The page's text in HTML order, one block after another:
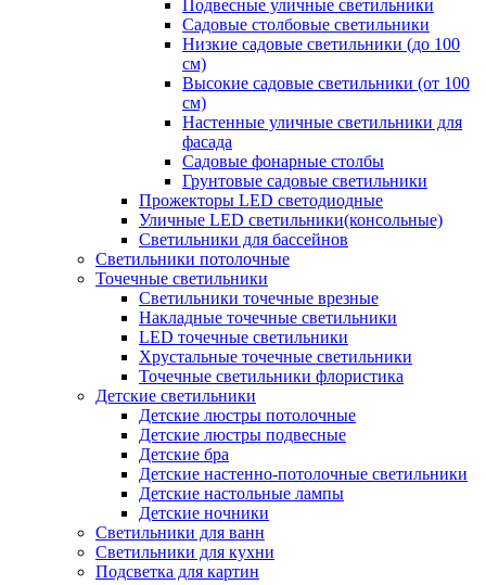
Подвесные уличные светильники
Садовые столбовые светильники
Низкие садовые светильники (до 100
см)
Высокие садовые светильники (от 100
см)
Настенные уличные светильники для
фасада
Садовые фонарные столбы
Грунтовые садовые светильники
Прожекторы LED светодиодные
Уличные LED светильники(консольные)
Светильники для бассейнов
Светильники потолочные
Точечные светильники
Светильники точечные врезные
Накладные точечные светильники
LED точечные светильники
Хрустальные точечные светильники
Точечные светильники флористика
Детские светильники
Детские люстры потолочные
Детские люстры подвесные
Детские бра
Детские настенно-потолочные светильники
Детские настольные лампы
Детские ночники
Светильники для ванн
Светильники для кухни
Подсветка для картин